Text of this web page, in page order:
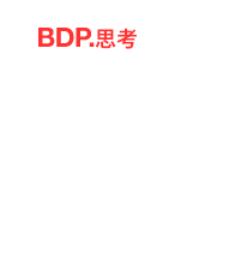
Skip to content
思考